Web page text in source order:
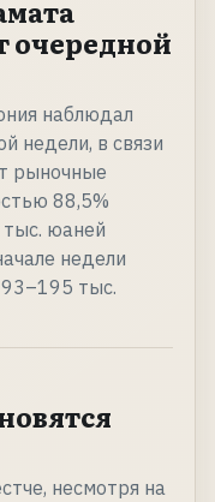
очередной
наблюдал
недели, в связи
рыночные
88,5%
юаней
недели
тыс.
несмотря на